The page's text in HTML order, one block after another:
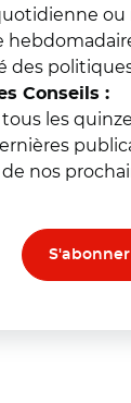
ou
des
Conseils :
les
de nos